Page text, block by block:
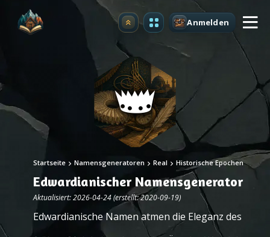
Upgrade Anmelden
Startseite Namensgeneratoren Real Historische Epochen
Edwardianischer Namensgenerator
Aktualisiert: 2026-04-24 (erstellt: 2020-09-19)
Edwardianische Namen atmen die Eleganz des